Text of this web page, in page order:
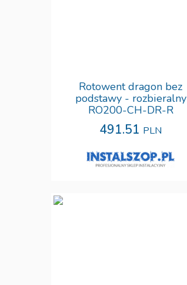
Rotowent dragon bez
podstawy - rozbieralny
RO200-CH-DR-R
491.51 PLN